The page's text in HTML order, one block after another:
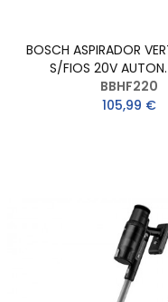
BOSCH ASPIRADOR
S/FIOS 20V
BBHF220
105,99 €